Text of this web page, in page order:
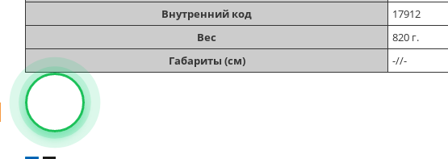
Внутренний код
17912
Вес
820 г.
Габариты (см)
-//-